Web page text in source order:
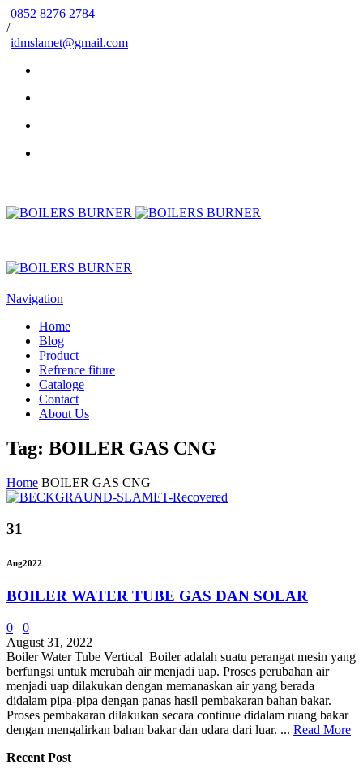
0852 8276 2784
/
idmslamet@gmail.com
Navigation
Home
Blog
Product
Refrence fiture
Cataloge
Contact
About Us
Tag: BOILER GAS CNG
Home BOILER GAS CNG
31
Aug2022
BOILER WATER TUBE GAS DAN SOLAR
0
0
August 31, 2022
Boiler Water Tube Vertical Boiler adalah suatu perangat mesin yang
berfungsi untuk merubah air menjadi uap. Proses perubahan air
menjadi uap dilakukan dengan memanaskan air yang berada
didalam pipa-pipa dengan panas hasil pembakaran bahan bakar.
Proses pembakaran dilakukan secara continue didalam ruang bakar
dengan mengalirkan bahan bakar dan udara dari luar. ... Read More
Recent Post